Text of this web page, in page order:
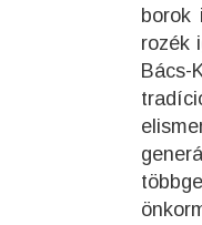
borok
rozék
Bács-